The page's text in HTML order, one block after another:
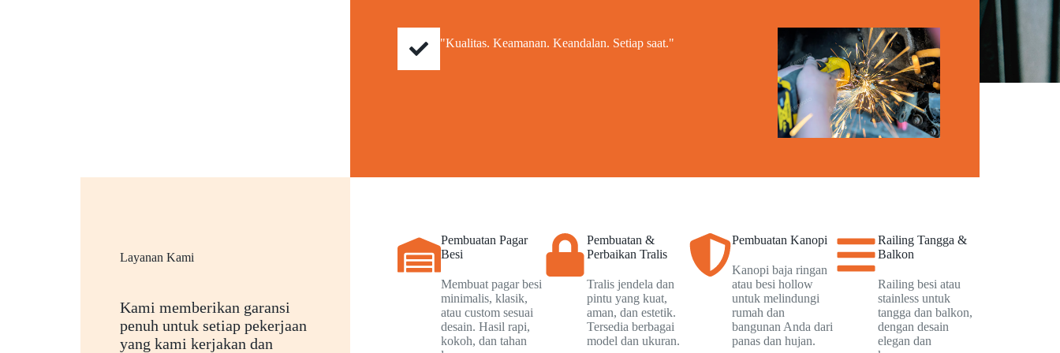
"Kualitas. Keamanan. Keandalan. Setiap saat."
Layanan Kami
Kami memberikan garansi
penuh untuk setiap pekerjaan
yang kami kerjakan dan
Pembuatan Pagar
Besi
Membuat pagar besi
minimalis, klasik,
atau custom sesuai
desain. Hasil rapi,
kokoh, dan tahan
Pembuatan &
Perbaikan Tralis
Tralis jendela dan
pintu yang kuat,
aman, dan estetik.
Tersedia berbagai
model dan ukuran.
Pembuatan Kanopi
Kanopi baja ringan
atau besi hollow
untuk melindungi
rumah dan
bangunan Anda dari
panas dan hujan.
Railing Tangga &
Balkon
Railing besi atau
stainless untuk
tangga dan balkon,
dengan desain
elegan dan